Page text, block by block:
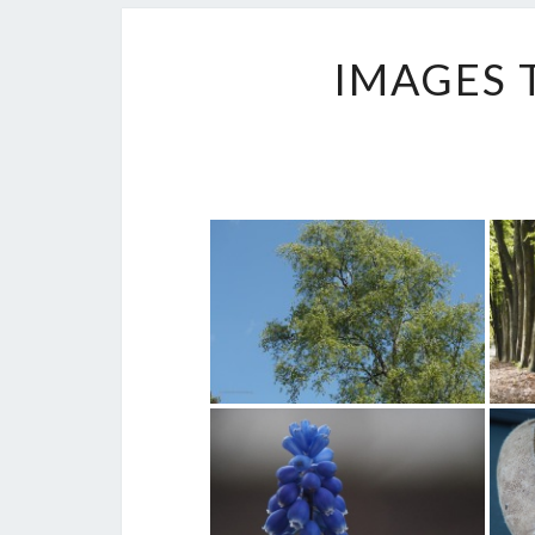
IMAGES